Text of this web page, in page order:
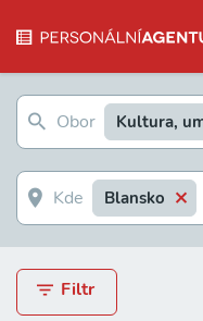
Kultura,
Blansko
Filtr